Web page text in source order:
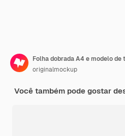
Folha dobrada A4 e modelo
originalmockup
Você também pode gostar